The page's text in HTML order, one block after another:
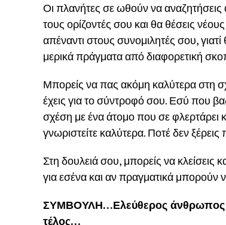
Οι πλανήτες σε ωθούν να αναζητήσεις
τους ορίζοντές σου και θα θέσεις
απέναντι στους συνομιλητές σου,
μερικά πράγματα από διαφορετική
Μπορείς να πας ακόμη καλύτερα στη
έχεις για το σύντροφό σου. Εσύ που
σχέση με ένα άτομο που σε φλερτάρει
γνωριστείτε καλύτερα. Ποτέ δεν
Στη δουλειά σου, μπορείς να κλείσεις
για εσένα και αν πραγματικά μπορούν
ΣΥΜΒΟΥΛΗ…Ελεύθερος άνθρωπος
τέλος…